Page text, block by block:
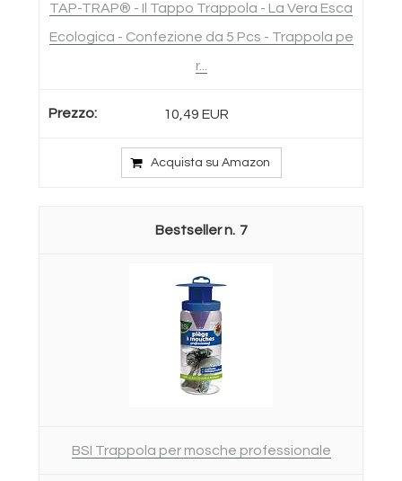
TAP-TRAP® - Il Tappo Trappola - La Vera Esca
Ecologica - Confezione da 5 Pcs - Trappola pe
r...
10,49 EUR
Acquista su Amazon
7
BSI Trappola per mosche professionale